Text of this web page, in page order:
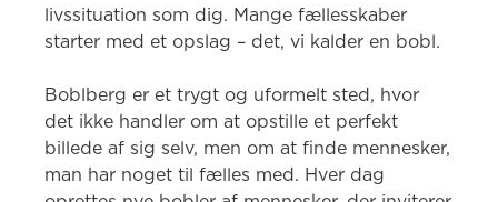
livssituation som dig. Mange fællesskaber
starter med et opslag – det, vi kalder en bobl.
Boblberg er et trygt og uformelt sted, hvor
det ikke handler om at opstille et perfekt
billede af sig selv, men om at finde mennesker,
man har noget til fælles med. Hver dag